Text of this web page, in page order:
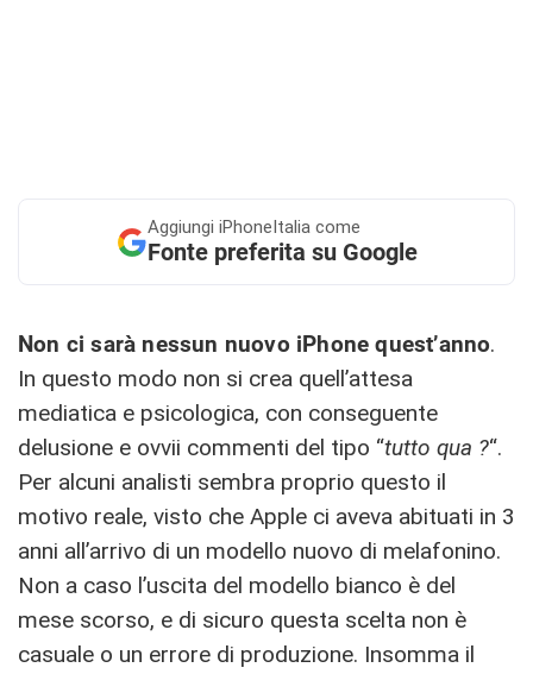
Aggiungi iPhoneItalia come
Fonte preferita su Google
Non ci sarà nessun nuovo iPhone quest’anno.
In questo modo non si crea quell’attesa
mediatica e psicologica, con conseguente
delusione e ovvii commenti del tipo “tutto qua ?“.
Per alcuni analisti sembra proprio questo il
motivo reale, visto che Apple ci aveva abituati in 3
anni all’arrivo di un modello nuovo di melafonino.
Non a caso l’uscita del modello bianco è del
mese scorso, e di sicuro questa scelta non è
casuale o un errore di produzione. Insomma il